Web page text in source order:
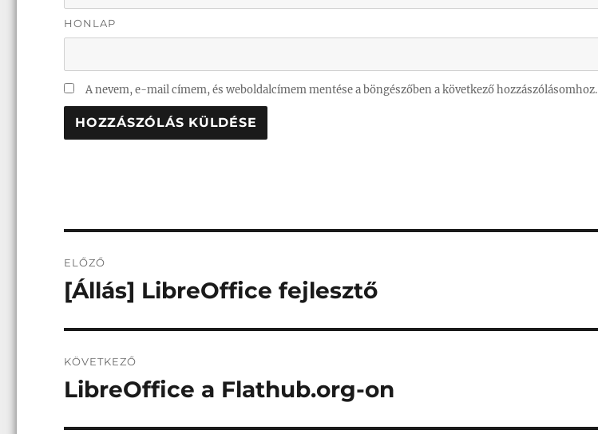
HONLAP
A nevem, e-mail címem, és weboldalcímem mentése a böngészőben a következő hozzászólásomhoz.
navigáció
ELŐZŐ
Korábbi
[Állás] LibreOffice fejlesztő
KÖVETKEZŐ
Következő
LibreOffice a Flathub.org-on